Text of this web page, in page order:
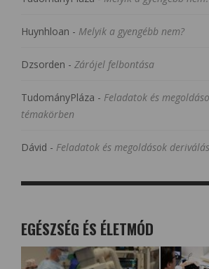
Huynhloan - Melyik a gyengébb nem?
Dzsorden - Zárójel felbontása
TudományPláza - Feladatok és
témakörben
Dávid - Feladatok és megoldások
EGÉSZSÉG ÉS ÉLETMÓD